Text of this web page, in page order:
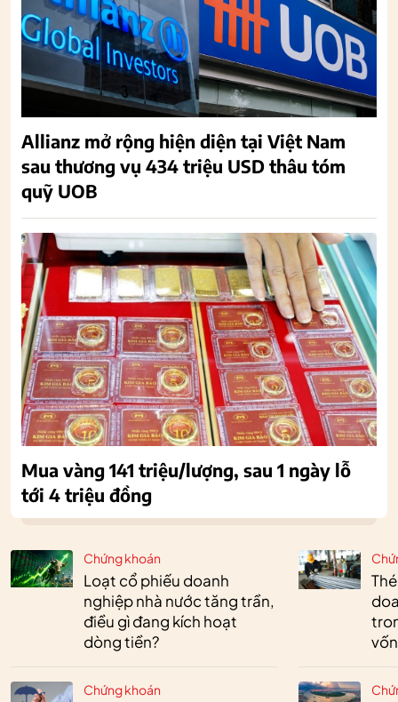
Chứng khoán
Loạt cổ phiếu doanh
nghiệp nhà nước tăng trần,
điều gì đang kích hoạt
dòng tiền?
Chứng khoán
vốn
Allianz mở rộng hiện diện tại Việt Nam
sau thương vụ 434 triệu USD thâu tóm
quỹ UOB
Mua vàng 141 triệu/lượng, sau 1 ngày lỗ
tới 4 triệu đồng